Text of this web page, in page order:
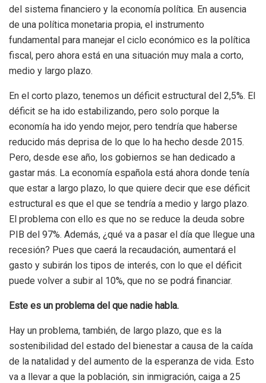
del sistema financiero y la economía política. En ausencia
de una política monetaria propia, el instrumento
fundamental para manejar el ciclo económico es la política
fiscal, pero ahora está en una situación muy mala a corto,
medio y largo plazo.
En el corto plazo, tenemos un déficit estructural del 2,5%. El
déficit se ha ido estabilizando, pero solo porque la
economía ha ido yendo mejor, pero tendría que haberse
reducido más deprisa de lo que lo ha hecho desde 2015.
Pero, desde ese año, los gobiernos se han dedicado a
gastar más. La economía española está ahora donde tenía
que estar a largo plazo, lo que quiere decir que ese déficit
estructural es que el que se tendría a medio y largo plazo.
El problema con ello es que no se reduce la deuda sobre
PIB del 97%. Además, ¿qué va a pasar el día que llegue una
recesión? Pues que caerá la recaudación, aumentará el
gasto y subirán los tipos de interés, con lo que el déficit
puede volver a subir al 10%, que no se podrá financiar.
Este es un problema del que nadie habla.
Hay un problema, también, de largo plazo, que es la
sostenibilidad del estado del bienestar a causa de la caída
de la natalidad y del aumento de la esperanza de vida. Esto
va a llevar a que la población, sin inmigración, caiga a 25